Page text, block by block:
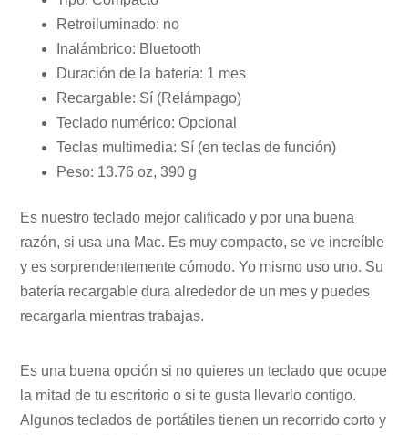
Retroiluminado: no
Inalámbrico: Bluetooth
Duración de la batería: 1 mes
Recargable: Sí (Relámpago)
Teclado numérico: Opcional
Teclas multimedia: Sí (en teclas de función)
Peso: 13.76 oz, 390 g
Es nuestro teclado mejor calificado y por una buena
razón, si usa una Mac. Es muy compacto, se ve increíble
y es sorprendentemente cómodo. Yo mismo uso uno. Su
batería recargable dura alrededor de un mes y puedes
recargarla mientras trabajas.
Es una buena opción si no quieres un teclado que ocupe
la mitad de tu escritorio o si te gusta llevarlo contigo.
Algunos teclados de portátiles tienen un recorrido corto y